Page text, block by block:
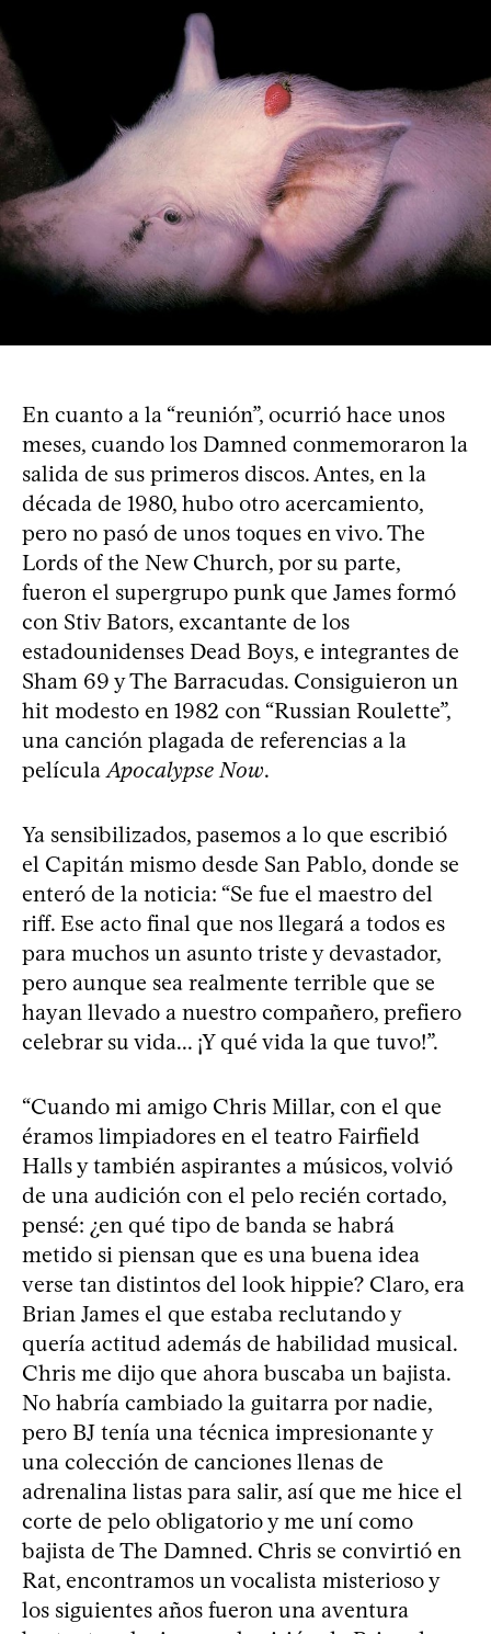
En cuanto a la “reunión”, ocurrió hace unos
meses, cuando los Damned conmemoraron la
salida de sus primeros discos. Antes, en la
década de 1980, hubo otro acercamiento,
pero no pasó de unos toques en vivo. The
Lords of the New Church, por su parte,
fueron el supergrupo punk que James formó
con Stiv Bators, excantante de los
estadounidenses Dead Boys, e integrantes de
Sham 69 y The Barracudas. Consiguieron un
hit modesto en 1982 con “Russian Roulette”,
una canción plagada de referencias a la
películaApocalypse Now.
Ya sensibilizados, pasemos a lo que escribió
el Capitán mismo desde San Pablo, donde se
enteró de la noticia: “Se fue el maestro del
riff. Ese acto final que nos llegará a todos es
para muchos un asunto triste y devastador,
pero aunque sea realmente terrible que se
hayan llevado a nuestro compañero, prefiero
celebrar su vida... ¡Y qué vida la que tuvo!”.
“Cuando mi amigo Chris Millar, con el que
éramos limpiadores en el teatro Fairfield
Halls y también aspirantes a músicos, volvió
de una audición con el pelo recién cortado,
pensé: ¿en qué tipo de banda se habrá
metido si piensan que es una buena idea
verse tan distintos del look hippie? Claro, era
Brian James el que estaba reclutando y
quería actitud además de habilidad musical.
Chris me dijo que ahora buscaba un bajista.
No habría cambiado la guitarra por nadie,
pero BJ tenía una técnica impresionante y
una colección de canciones llenas de
adrenalina listas para salir, así que me hice el
corte de pelo obligatorio y me uní como
bajista de The Damned. Chris se convirtió en
Rat, encontramos un vocalista misterioso y
los siguientes años fueron una aventura